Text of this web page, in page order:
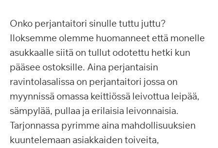
Onko perjantaitori sinulle tuttu juttu?
Iloksemme olemme huomanneet että monelle
asukkaalle siitä on tullut odotettu hetki kun
pääsee ostoksille. Aina perjantaisin
ravintolasalissa on perjantaitori jossa on
myynnissä omassa keittiössä leivottua leipää,
sämpylää, pullaa ja erilaisia leivonnaisia.
Tarjonnassa pyrimme aina mahdollisuuksien
kuuntelemaan asiakkaiden toiveita,